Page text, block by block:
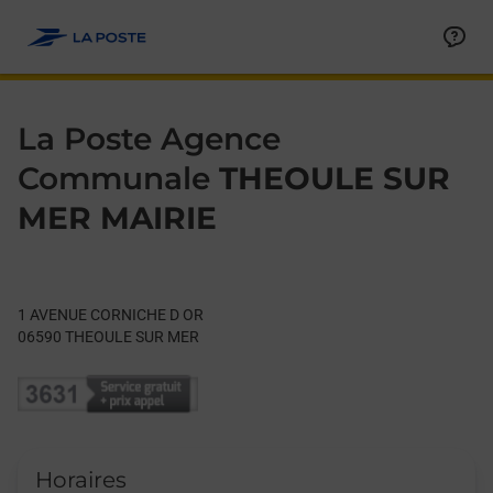
La Poste Agence
Communale THEOULE SUR
MER MAIRIE
1 AVENUE CORNICHE D OR
06590 THEOULE SUR MER
Horaires